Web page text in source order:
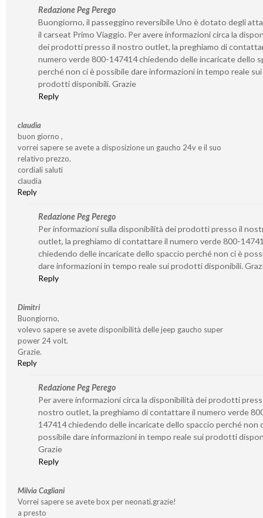
Redazione Peg Perego
Buongiorno, il passeggino reversibile Uno è dotato degli
il carseat Primo Viaggio. Per avere informazioni circa la
dei prodotti presso il nostro outlet, la preghiamo di
numero verde 800-147414 chiedendo delle incaricate dello
perché non ci è possibile dare informazioni in tempo reale sui
prodotti disponibili. Grazie
Reply
claudia
buon giorno ,
vorrei sapere se avete a disposizione un gaucho 24v e il suo
relativo prezzo.
cordiali saluti
claudia
Reply
Redazione Peg Perego
Per informazioni sulla disponibilità dei prodotti presso il
outlet, la preghiamo di contattare il numero verde 800-
chiedendo delle incaricate dello spaccio perché non ci è
dare informazioni in tempo reale sui prodotti disponibili.
Reply
Dimitri
Buongiorno,
volevo sapere se avete disponibilità delle jeep gaucho super
power 24 volt.
Grazie.
Reply
Redazione Peg Perego
Per avere informazioni circa la disponibilità dei prodotti
nostro outlet, la preghiamo di contattare il numero verde
147414 chiedendo delle incaricate dello spaccio perché non
possibile dare informazioni in tempo reale sui prodotti
Grazie
Reply
Milvia Cagliani
Vorrei sapere se avete box per neonati.grazie!
a presto